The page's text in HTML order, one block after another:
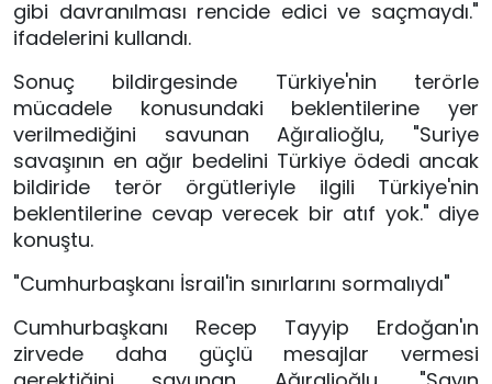
gibi davranılması rencide edici ve saçmaydı."
ifadelerini kullandı.
Sonuç bildirgesinde Türkiye'nin terörle
mücadele konusundaki beklentilerine yer
verilmediğini savunan Ağıralioğlu, "Suriye
savaşının en ağır bedelini Türkiye ödedi ancak
bildiride terör örgütleriyle ilgili Türkiye'nin
beklentilerine cevap verecek bir atıf yok." diye
konuştu.
"Cumhurbaşkanı İsrail'in sınırlarını sormalıydı"
Cumhurbaşkanı Recep Tayyip Erdoğan'ın
zirvede daha güçlü mesajlar vermesi